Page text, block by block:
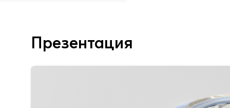
Презентация